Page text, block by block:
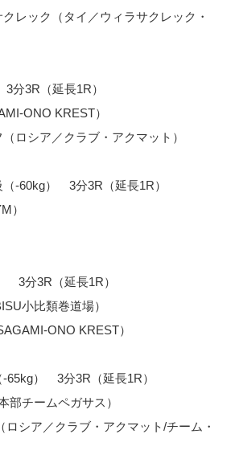
レック（タイ／ウィラサクレック・
分3R（延長1R）
ONO KREST）
ロシア／クラブ・アクマット）
-60kg） 3分3R（延長1R）
）
3分3R（延長1R）
小比類巻道場）
ONO KREST）
65kg） 3分3R（延長1R）
チームペガサス）
ロシア／クラブ・アクマット/チーム・